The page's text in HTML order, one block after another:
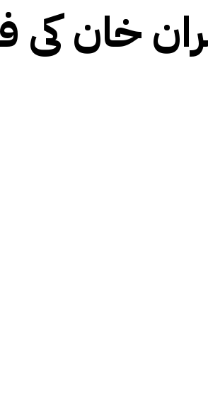
خان کی